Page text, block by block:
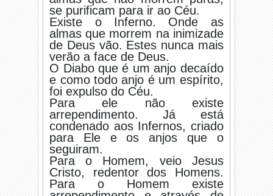
se purificam para ir ao Céu.
Existe o Inferno. Onde as
almas que morrem na inimizade
de Deus vão. Estes nunca mais
verão a face de Deus.
O Diabo que é um anjo decaído
e como todo anjo é um espírito,
foi expulso do Céu.
Para ele não existe
arrependimento. Já está
condenado aos Infernos, criado
para Ele e os anjos que o
seguiram.
Para o Homem, veio Jesus
Cristo, redentor dos Homens.
Para o Homem existe